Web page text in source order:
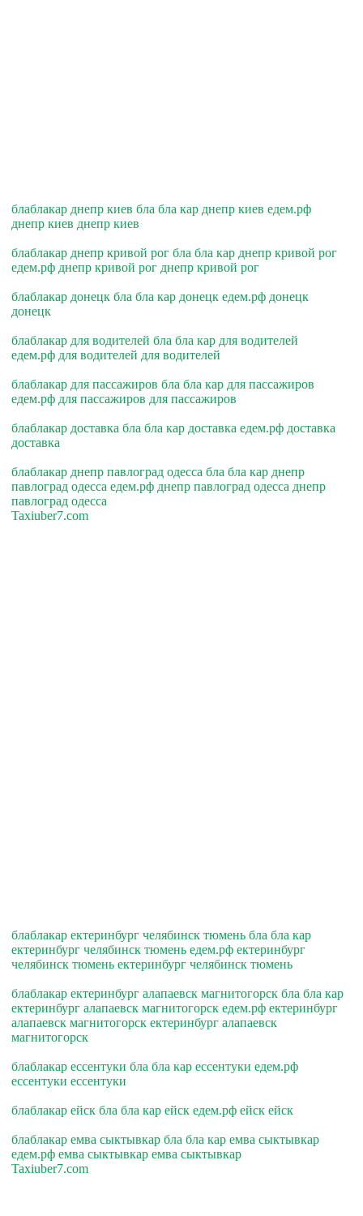
блаблакар днепр киев бла бла кар днепр киев едем.рф
днепр киев днепр киев
блаблакар днепр кривой рог бла бла кар днепр кривой рог
едем.рф днепр кривой рог днепр кривой рог
блаблакар донецк бла бла кар донецк едем.рф донецк
донецк
блаблакар для водителей бла бла кар для водителей
едем.рф для водителей для водителей
блаблакар для пассажиров бла бла кар для пассажиров
едем.рф для пассажиров для пассажиров
блаблакар доставка бла бла кар доставка едем.рф доставка
доставка
блаблакар днепр павлоград одесса бла бла кар днепр
павлоград одесса едем.рф днепр павлоград одесса днепр
павлоград одесса
Taxiuber7.com
блаблакар ектеринбург челябинск тюмень бла бла кар
ектеринбург челябинск тюмень едем.рф ектеринбург
челябинск тюмень ектеринбург челябинск тюмень
блаблакар ектеринбург алапаевск магнитогорск бла бла кар
ектеринбург алапаевск магнитогорск едем.рф ектеринбург
алапаевск магнитогорск ектеринбург алапаевск
магнитогорск
блаблакар ессентуки бла бла кар ессентуки едем.рф
ессентуки ессентуки
блаблакар ейск бла бла кар ейск едем.рф ейск ейск
блаблакар емва сыктывкар бла бла кар емва сыктывкар
едем.рф емва сыктывкар емва сыктывкар
Taxiuber7.com